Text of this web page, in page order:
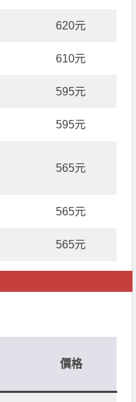
620元
610元
595元
595元
565元
565元
565元
價格